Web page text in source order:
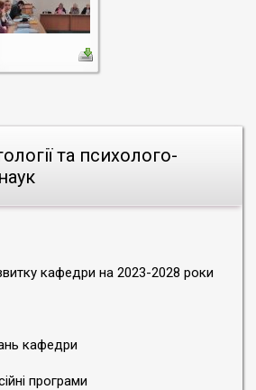
та психолого-
кафедри на 2023-2028 роки
кафедри
програми